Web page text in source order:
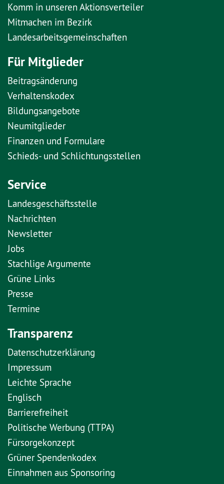
Komm in unseren Aktionsverteiler
Mitmachen im Bezirk
Landesarbeitsgemeinschaften
Für Mitglieder
Beitragsänderung
Verhaltenskodex
Bildungsangebote
Neumitglieder
Finanzen und Formulare
Schieds- und Schlichtungsstellen
Service
Landesgeschäftsstelle
Nachrichten
Newsletter
Jobs
Stachlige Argumente
Grüne Links
Presse
Termine
Transparenz
Datenschutzerklärung
Impressum
Leichte Sprache
Englisch
Barrierefreiheit
Politische Werbung (TTPA)
Fürsorgekonzept
Grüner Spendenkodex
Einnahmen aus Sponsoring